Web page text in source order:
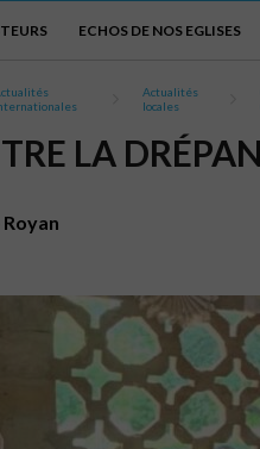
ECHOS DE NOS EGLISES
Actualités
locales
LA